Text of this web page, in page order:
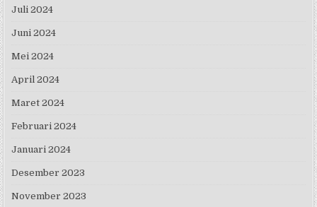
Juli 2024
Juni 2024
Mei 2024
April 2024
Maret 2024
Februari 2024
Januari 2024
Desember 2023
November 2023